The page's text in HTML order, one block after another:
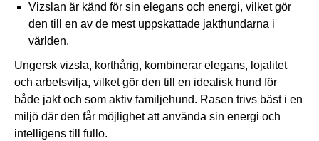
Vizslan är känd för sin elegans och energi, vilket gör
den till en av de mest uppskattade jakthundarna i
världen.
Ungersk vizsla, korthårig, kombinerar elegans, lojalitet
och arbetsvilja, vilket gör den till en idealisk hund för
både jakt och som aktiv familjehund. Rasen trivs bäst i en
miljö där den får möjlighet att använda sin energi och
intelligens till fullo.